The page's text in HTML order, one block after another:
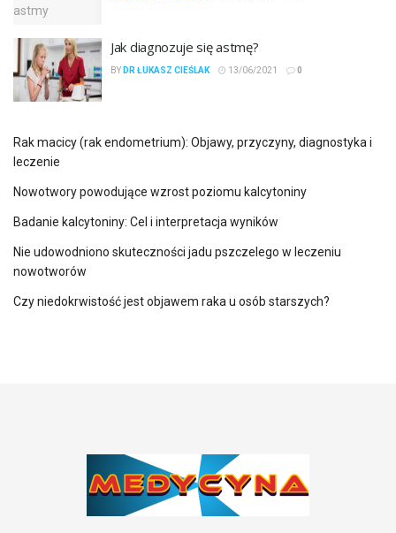
Jak diagnozuje się astmę?
BY DR ŁUKASZ CIEŚLAK 13/06/2021 0
Rak macicy (rak endometrium): Objawy, przyczyny, diagnostyka i
leczenie
Nowotwory powodujące wzrost poziomu kalcytoniny
Badanie kalcytoniny: Cel i interpretacja wyników
Nie udowodniono skuteczności jadu pszczelego w leczeniu
nowotworów
Czy niedokrwistość jest objawem raka u osób starszych?